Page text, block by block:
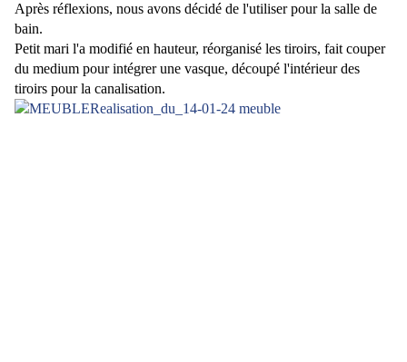
Après réflexions, nous avons décidé de l'utiliser pour la salle de
bain.
Petit mari l'a modifié en hauteur, réorganisé les tiroirs, fait couper
du medium pour intégrer une vasque, découpé l'intérieur des
tiroirs pour la canalisation.